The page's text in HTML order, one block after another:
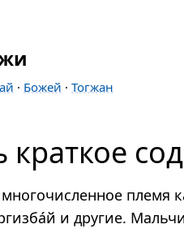
· Божей · Тогжан
краткое
племя
и другие.